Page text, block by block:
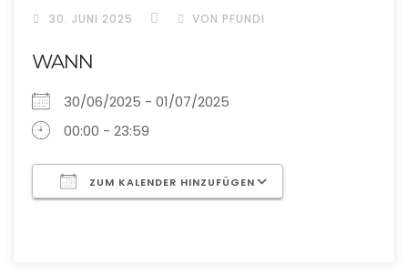
30. JUNI 2025 VON PFUNDI
WANN
30/06/2025 - 01/07/2025
00:00 - 23:59
ZUM KALENDER HINZUFÜGEN